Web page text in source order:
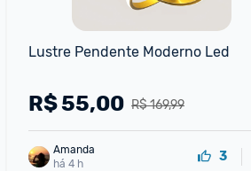
Lustre Pendente Moderno Led
R$ 169,99
R$55,00
Amanda
há 4 h
3